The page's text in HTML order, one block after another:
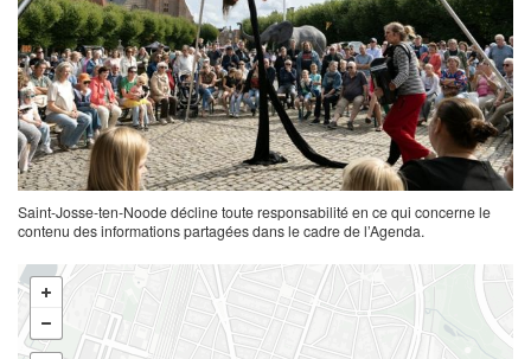
Saint-Josse-ten-Noode décline toute responsabilité en ce qui concerne le
contenu des informations partagées dans le cadre de l’Agenda.